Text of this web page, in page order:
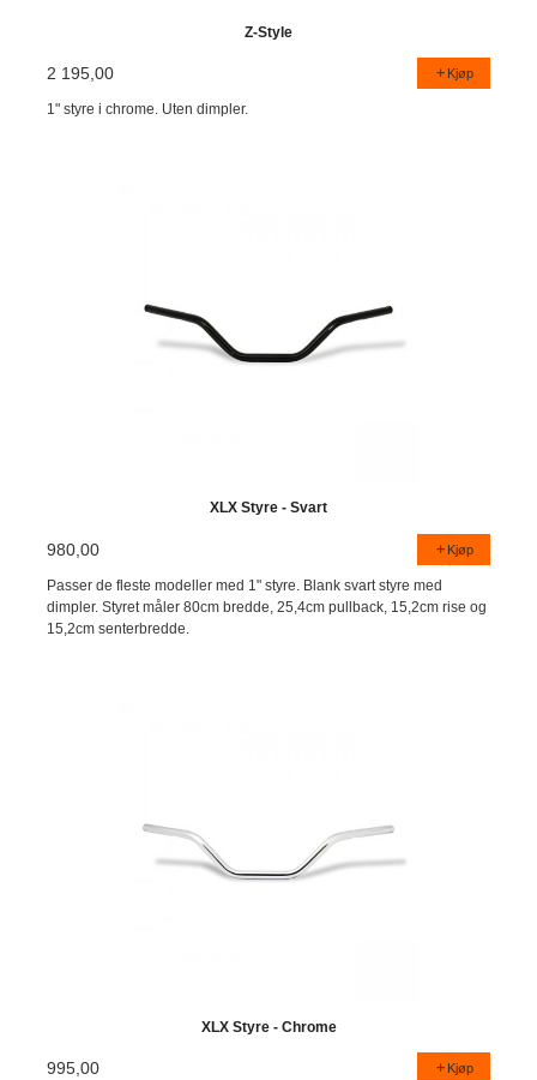
Z-Style
2 195,00 Kjøp
1" styre i chrome. Uten dimpler.
XLX Styre - Svart
980,00 Kjøp
Passer de fleste modeller med 1" styre. Blank svart styre med
dimpler. Styret måler 80cm bredde, 25,4cm pullback, 15,2cm rise og
15,2cm senterbredde.
XLX Styre - Chrome
995,00 Kjøp